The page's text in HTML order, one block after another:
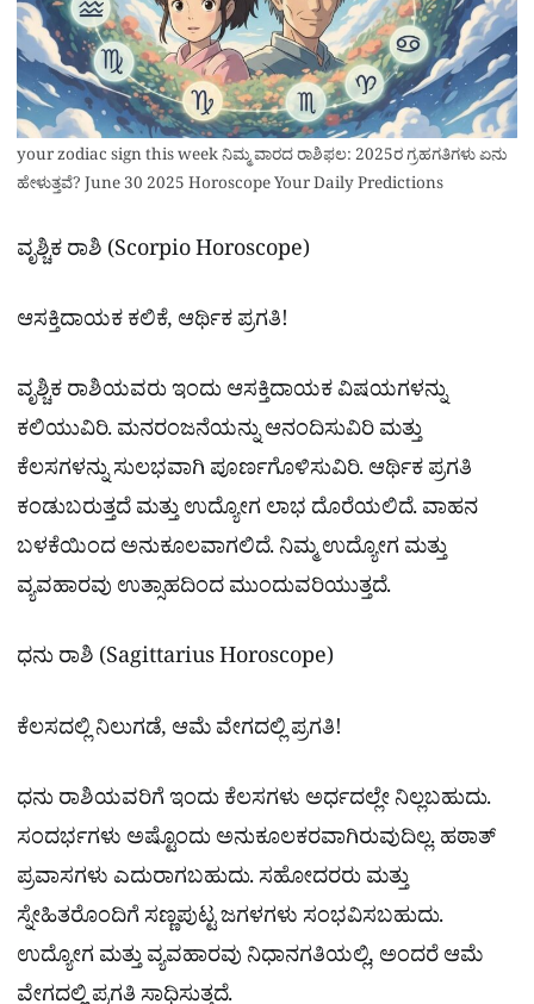
your zodiac sign this week ನಿಮ್ಮ ವಾರದ ರಾಶಿಫಲ: 2025ರ ಗ್ರಹಗತಿಗಳು ಏನು
ಹೇಳುತ್ತವೆ? June 30 2025 Horoscope Your Daily Predictions
ವೃಶ್ಚಿಕ ರಾಶಿ (Scorpio Horoscope)
ಆಸಕ್ತಿದಾಯಕ ಕಲಿಕೆ, ಆರ್ಥಿಕ ಪ್ರಗತಿ!
ವೃಶ್ಚಿಕ ರಾಶಿಯವರು ಇಂದು ಆಸಕ್ತಿದಾಯಕ ವಿಷಯಗಳನ್ನು
ಕಲಿಯುವಿರಿ. ಮನರಂಜನೆಯನ್ನು ಆನಂದಿಸುವಿರಿ ಮತ್ತು
ಕೆಲಸಗಳನ್ನು ಸುಲಭವಾಗಿ ಪೂರ್ಣಗೊಳಿಸುವಿರಿ. ಆರ್ಥಿಕ ಪ್ರಗತಿ
ಕಂಡುಬರುತ್ತದೆ ಮತ್ತು ಉದ್ಯೋಗ ಲಾಭ ದೊರೆಯಲಿದೆ. ವಾಹನ
ಬಳಕೆಯಿಂದ ಅನುಕೂಲವಾಗಲಿದೆ. ನಿಮ್ಮ ಉದ್ಯೋಗ ಮತ್ತು
ವ್ಯವಹಾರವು ಉತ್ಸಾಹದಿಂದ ಮುಂದುವರಿಯುತ್ತದೆ.
ಧನು ರಾಶಿ (Sagittarius Horoscope)
ಕೆಲಸದಲ್ಲಿ ನಿಲುಗಡೆ, ಆಮೆ ವೇಗದಲ್ಲಿ ಪ್ರಗತಿ!
ಧನು ರಾಶಿಯವರಿಗೆ ಇಂದು ಕೆಲಸಗಳು ಅರ್ಧದಲ್ಲೇ ನಿಲ್ಲಬಹುದು.
ಸಂದರ್ಭಗಳು ಅಷ್ಟೊಂದು ಅನುಕೂಲಕರವಾಗಿರುವುದಿಲ್ಲ. ಹಠಾತ್
ಪ್ರವಾಸಗಳು ಎದುರಾಗಬಹುದು. ಸಹೋದರರು ಮತ್ತು
ಸ್ನೇಹಿತರೊಂದಿಗೆ ಸಣ್ಣಪುಟ್ಟ ಜಗಳಗಳು ಸಂಭವಿಸಬಹುದು.
ಉದ್ಯೋಗ ಮತ್ತು ವ್ಯವಹಾರವು ನಿಧಾನಗತಿಯಲ್ಲಿ, ಅಂದರೆ ಆಮೆ